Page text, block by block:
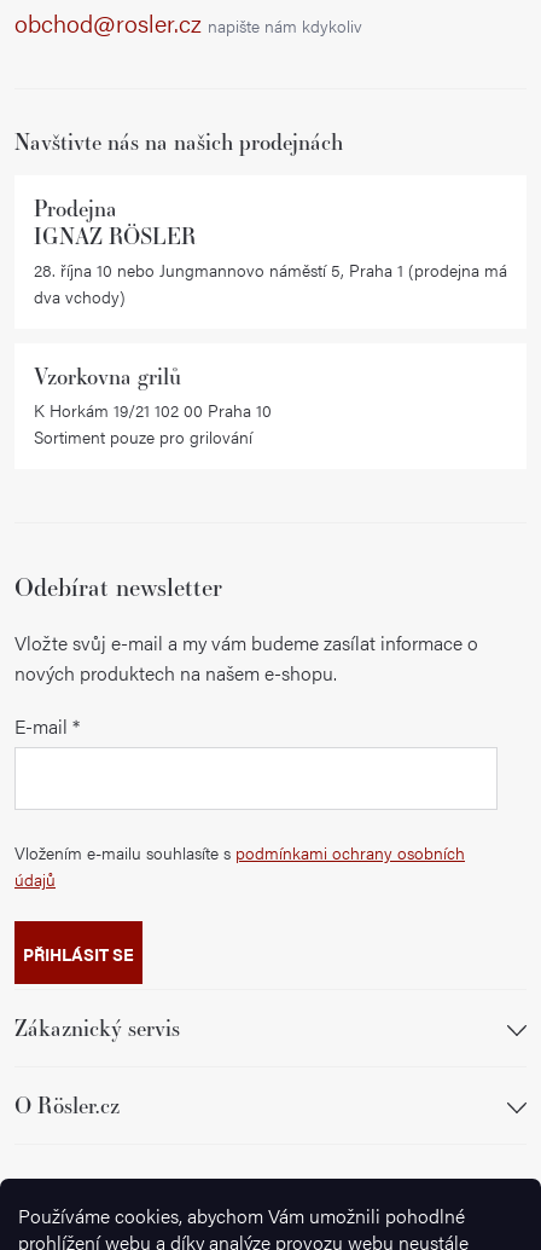
Používáme cookies, abychom Vám umožnili pohodlné
prohlížení webu a díky analýze provozu webu neustále
c
r
u
obchod@rosler.cz napište nám kdykoliv
Navštivte nás na našich prodejnách
Prodejna
IGNAZ RÖSLER
28. října 10 nebo Jungmannovo náměstí 5, Praha 1 (prodejna má
dva vchody)
Vzorkovna grilů
K Horkám 19/21 102 00 Praha 10
Sortiment pouze pro grilování
Odebírat newsletter
Vložte svůj e-mail a my vám budeme zasílat informace o
nových produktech na našem e-shopu.
E-mail
Vložením e-mailu souhlasíte s podmínkami ochrany osobních
údajů
PŘIHLÁSIT SE
Zákaznický servis
O Rösler.cz
Sledujte nás